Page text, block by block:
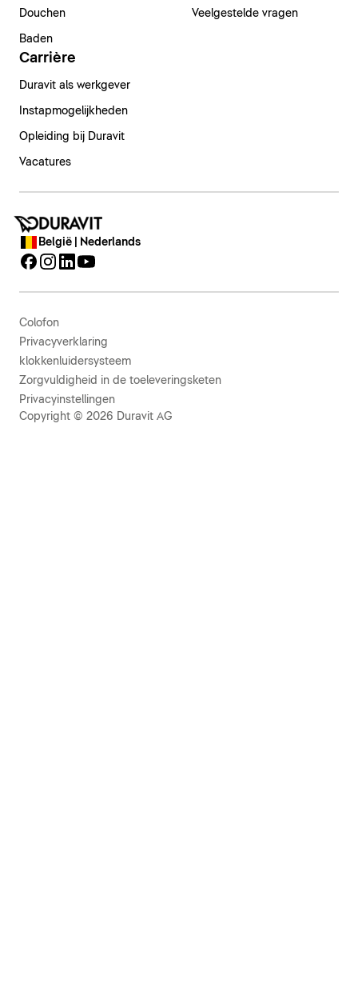
Douchen
Baden
Veelgestelde vragen
Carrière
Duravit als werkgever
Instapmogelijkheden
Opleiding bij Duravit
Vacatures
België | Nederlands
Colofon
Privacyverklaring
klokkenluidersysteem
Zorgvuldigheid in de toeleveringsketen
Privacyinstellingen
Copyright © 2026 Duravit AG